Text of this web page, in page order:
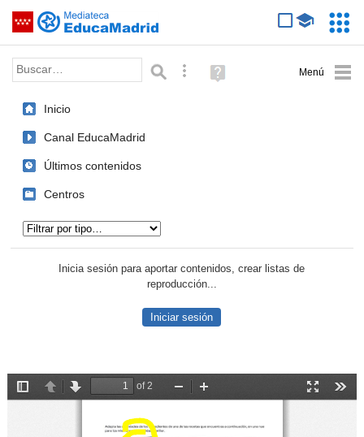
Saltar navegación
Palabra o frase: Búsqueda avanzada
Ayuda
(en
Inicio
Canal EducaMadrid
Últimos contenidos
Centros
Inicia sesión para aportar contenidos, crear listas de
reproducción...
Iniciar sesión